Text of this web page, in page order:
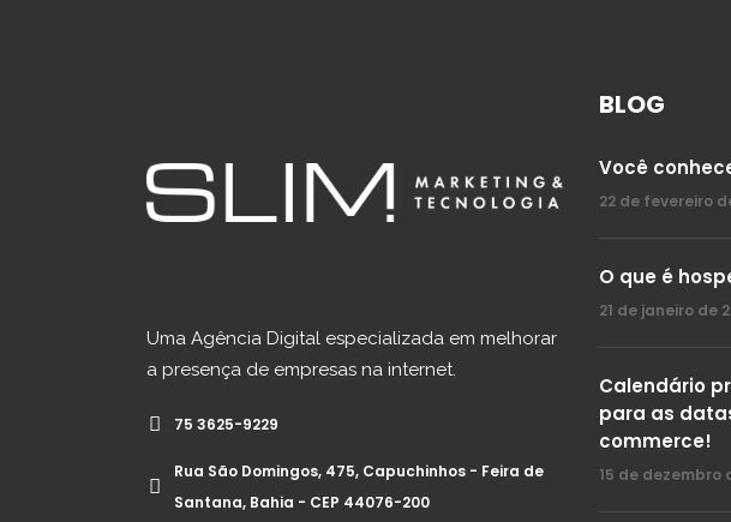
Uma Agência Digital especializada em melhorar
a presença de empresas na internet.
75 3625-9229
Rua São Domingos, 475, Capuchinhos - Feira de
Santana, Bahia - CEP 44076-200
BLOG
Você
22 de fevereiro
O que é
21 de janeiro de
Calendário
para as
commerce!
15 de dezembro